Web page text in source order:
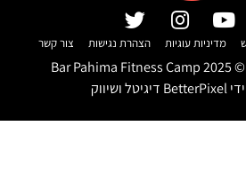
מדיניות עוגיות הצהרת נגישות צור קשר
©
Bar Pahima Fitness Camp2025
BetterPixel דיגיטל ושיווק